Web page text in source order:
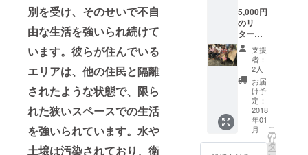
別を受け、そのせいで不自
由な生活を強いられ続けて
います。彼らが住んでいる
エリアは、他の住民と隔離
されたような状態で、限ら
れた狭いスペースでの生活
を強いられています。水や
土壌は汚染されており、衛
開始。彼ら
が自らの力
で現状を打
破できるよ
うな支援を
したいと
思っていま
す。
5,000円
のリ
ターン
に加
え、
ドゥー
ム特製
ハンド
メイド
竹細工
をお送
りしま
す。
支援
者：
2人
お届
け予
定：
2018
年01
月
こ
の
リ
タ
ー